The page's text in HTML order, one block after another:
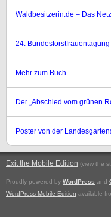
Waldbesitzerin.de – Das
24.
Mehr zum Buch
Der „Abschied vom grünen
Poster von der
Exit the Mobile Edition (view the
Proudly powered by WordPress and
WordPress Mobile Edition available